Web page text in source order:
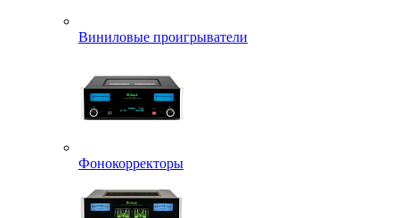
Виниловые проигрыватели
Фонокорректоры